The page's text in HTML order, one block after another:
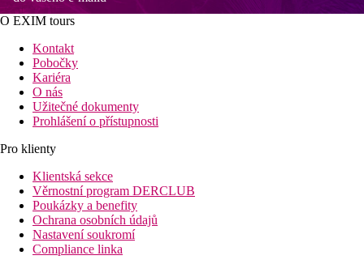
O EXIM tours
Kontakt
Pobočky
Kariéra
O nás
Užitečné dokumenty
Prohlášení o přístupnosti
Pro klienty
Klientská sekce
Věrnostní program DERCLUB
Poukázky a benefity
Ochrana osobních údajů
Nastavení soukromí
Compliance linka